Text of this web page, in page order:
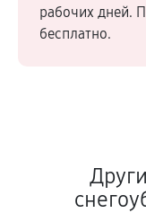
рабочих дней.
бесплатно.